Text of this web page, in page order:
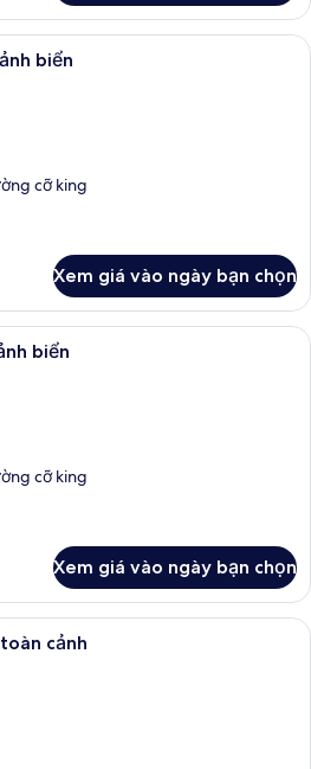
Phòng Premium, quang cảnh biển |
biển
cỡ king
Xem giá vào ngày bạn chọn
Phòng Superior, quang cảnh biển |
biển
cỡ king
Xem giá vào ngày bạn chọn
Bộ trải giường bằng vải cotton Ai
cảnh